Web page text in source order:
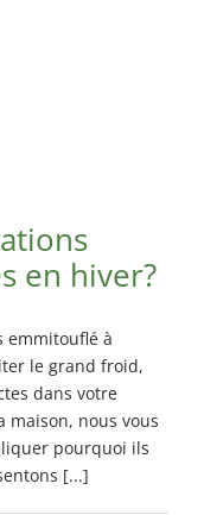
en hiver?
emmitouflé à
le grand froid,
dans votre
maison, nous vous
pourquoi ils
[...]